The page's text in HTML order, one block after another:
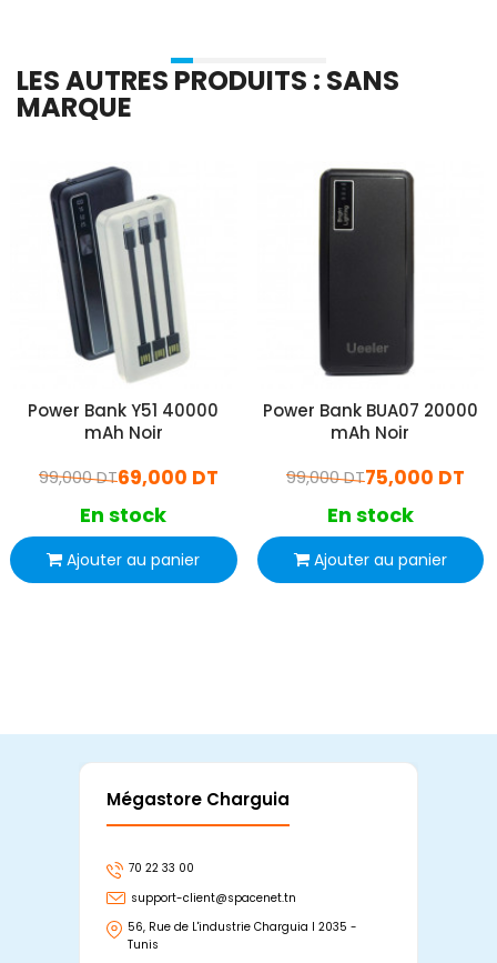
LES AUTRES PRODUITS : SANS
MARQUE
Power Bank Y51 40000
mAh Noir
69,000 DT
99,000 DT
En stock
Ajouter au panier
Power Bank BUA07 20000
mAh Noir
75,000 DT
99,000 DT
En stock
Ajouter au panier
Mégastore Charguia
70 22 33 00
support-client@spacenet.tn
56, Rue de L'industrie Charguia I 2035 -
Tunis